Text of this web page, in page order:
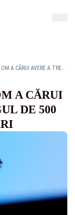
ELON MUSK, PRIMUL OM A CĂRUI AVERE A TRECUT PRAGUL DE 500 DE MILIARDE DE DOLARI
A CĂRUI
DE 500